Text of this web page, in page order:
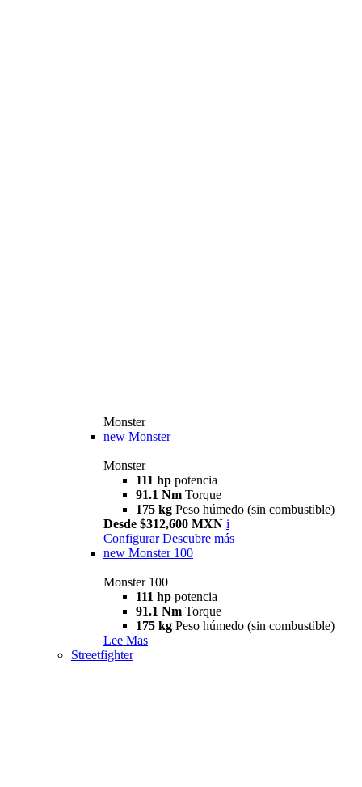
Monster
new Monster
Monster
111 hp potencia
91.1 Nm Torque
175 kg Peso húmedo (sin combustible)
Desde $312,600 MXN i
Configurar Descubre más
new Monster 100
Monster 100
111 hp potencia
91.1 Nm Torque
175 kg Peso húmedo (sin combustible)
Lee Mas
Streetfighter